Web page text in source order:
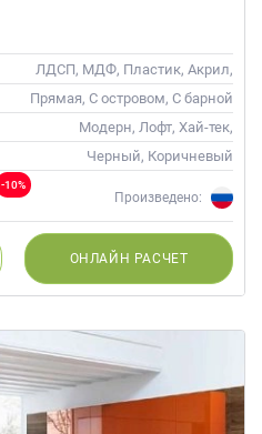
ЛДСП, МДФ, Пластик, Акрил,
Пленка, Alvic / УФ лак,
Матовые, Эмаль, Шпон
Прямая, С островом, С барной
стойкой
Модерн, Лофт, Хай-тек,
Современные
Черный, Коричневый
-10%
Произведено:
ОНЛАЙН РАСЧЕТ